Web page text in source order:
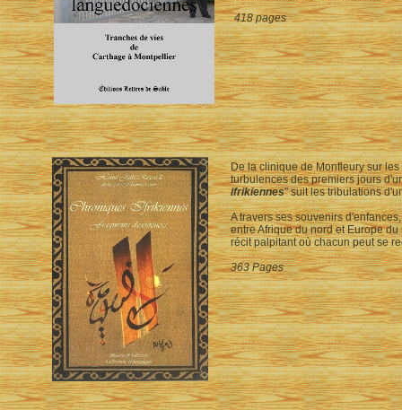
418 pages
De la clinique de Monfleury sur
turbulences des premiers jours
ifrikiennes" suit les tribulations
A travers ses souvenirs
entre Afrique du nord et Europe
récit palpitant où chacun peut se
363 Pages